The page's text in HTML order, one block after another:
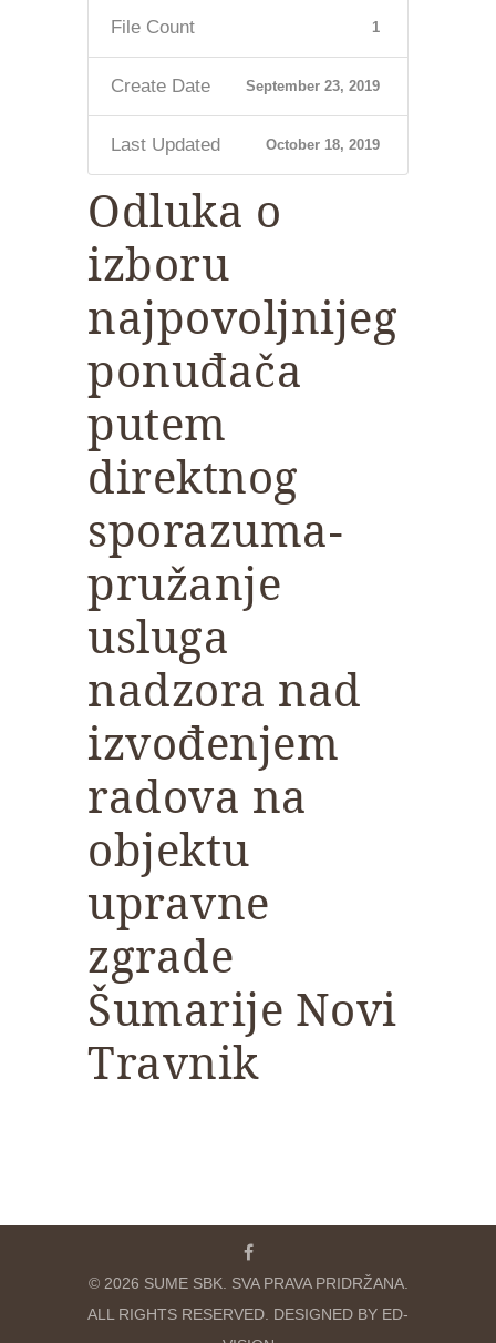
File Count 1
Create Date September 23, 2019
Last Updated October 18, 2019
Odluka o
izboru
najpovoljnijeg
ponuđača
putem
direktnog
sporazuma-
pružanje
usluga
nadzora nad
izvođenjem
radova na
objektu
upravne
zgrade
Šumarije Novi
Travnik
© 2026 SUME SBK. SVA PRAVA PRIDRŽANA.
ALL RIGHTS RESERVED. DESIGNED BY ED-